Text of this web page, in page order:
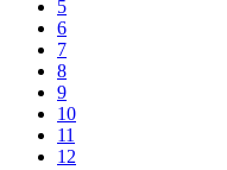
5
6
7
8
9
10
11
12